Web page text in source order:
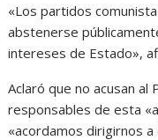
«Los partidos
abstenerse
intereses de Estado»,
Aclaró que no acusan al
responsables de esta
«acordamos dirigirnos